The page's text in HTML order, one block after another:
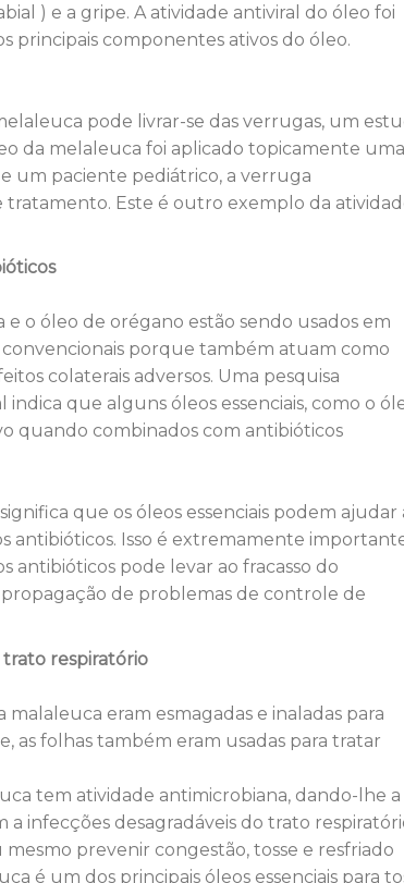
) e a gripe. A atividade antiviral do óleo foi
principais componentes ativos do óleo.
pode livrar-se das verrugas, um
da melaleuca foi aplicado topicamente uma
um paciente pediátrico, a verruga
tratamento. Este é outro exemplo da
e o óleo de orégano estão sendo usados ​​em
porque também atuam como
colaterais adversos. Uma pesquisa
que alguns óleos essenciais, como o
quando combinados com antibióticos
que os óleos essenciais podem ajudar
antibióticos. Isso é extremamente
antibióticos pode levar ao fracasso do
de problemas de controle de
respiratório
eram esmagadas e inaladas para
as folhas também eram usadas para tratar
tem atividade antimicrobiana, dando-lhe a
infecções desagradáveis ​​do trato
prevenir congestão, tosse e resfriado
é um dos principais óleos essenciais para